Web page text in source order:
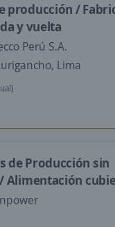
producción /
y vuelta
Perú S.A.
Lima
de Producción sin
Alimentación